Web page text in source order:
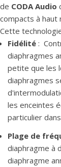
de CODA Audio
compacts à haut
Cette
Fidélité :
diaphragmes
petite que les
diaphragmes
les enceintes
particulier
Plage de
diaphragme à
diaphragme